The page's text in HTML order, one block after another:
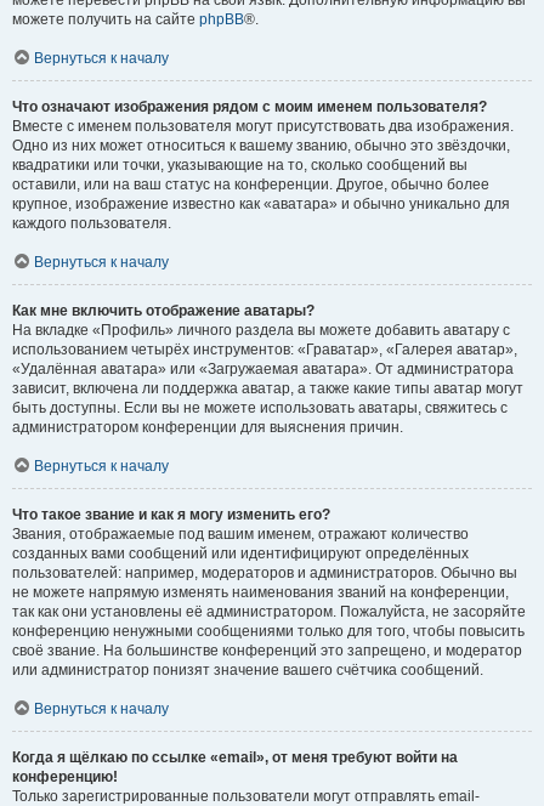
можете получить на сайте phpBB®.
Вернуться к началу
Что означают изображения рядом с моим именем пользователя?
Вместе с именем пользователя могут присутствовать два изображения.
Одно из них может относиться к вашему званию, обычно это звёздочки,
квадратики или точки, указывающие на то, сколько сообщений вы
оставили, или на ваш статус на конференции. Другое, обычно более
крупное, изображение известно как «аватара» и обычно уникально для
каждого пользователя.
Вернуться к началу
Как мне включить отображение аватары?
На вкладке «Профиль» личного раздела вы можете добавить аватару с
использованием четырёх инструментов: «Граватар», «Галерея аватар»,
«Удалённая аватара» или «Загружаемая аватара». От администратора
зависит, включена ли поддержка аватар, а также какие типы аватар могут
быть доступны. Если вы не можете использовать аватары, свяжитесь с
администратором конференции для выяснения причин.
Вернуться к началу
Что такое звание и как я могу изменить его?
Звания, отображаемые под вашим именем, отражают количество
созданных вами сообщений или идентифицируют определённых
пользователей: например, модераторов и администраторов. Обычно вы
не можете напрямую изменять наименования званий на конференции,
так как они установлены её администратором. Пожалуйста, не засоряйте
конференцию ненужными сообщениями только для того, чтобы повысить
своё звание. На большинстве конференций это запрещено, и модератор
или администратор понизят значение вашего счётчика сообщений.
Вернуться к началу
Когда я щёлкаю по ссылке «email», от меня требуют войти на
конференцию!
Только зарегистрированные пользователи могут отправлять email-